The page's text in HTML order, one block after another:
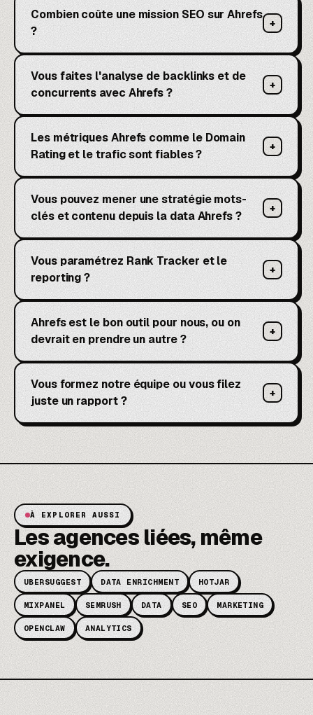
Combien coûte une mission SEO sur Ahrefs
?
+
Vous faites l'analyse de backlinks et de
concurrents avec Ahrefs ?
+
Les métriques Ahrefs comme le Domain
Rating et le trafic sont fiables ?
+
Vous pouvez mener une stratégie mots-
clés et contenu depuis la data Ahrefs ?
+
Vous paramétrez Rank Tracker et le
reporting ?
+
Ahrefs est le bon outil pour nous, ou on
devrait en prendre un autre ?
+
Vous formez notre équipe ou vous filez
juste un rapport ?
+
À EXPLORER AUSSI
Les agences liées, même
exigence.
UBERSUGGEST DATA ENRICHMENT HOTJAR
MIXPANEL SEMRUSH DATA SEO MARKETING
OPENCLAW ANALYTICS